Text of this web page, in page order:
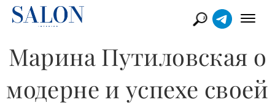
Марина Путиловская о
модерне и успехе своей